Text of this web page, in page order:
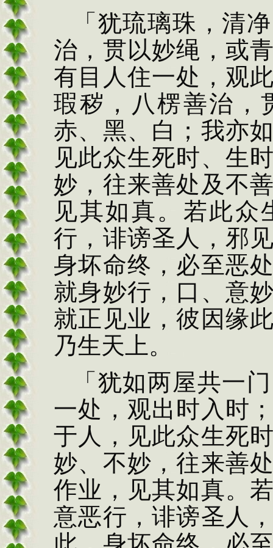
「犹琉璃珠，清
治，贯以妙绳，或
有目人住一处，观
瑕秽，八楞善治，
赤、黑、白；我亦
见此众生死时、生
妙，往来善处及不
见其如真。若此众
行，诽谤圣人，邪
身坏命终，必至恶
就身妙行，口、意
就正见业，彼因缘
乃生天上。
「犹如两屋共一
一处，观出时入时
于人，见此众生死
妙、不妙，往来善
作业，见其如真。
意恶行，诽谤圣人